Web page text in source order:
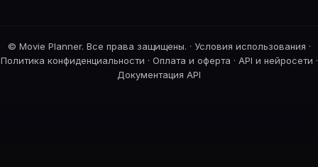
© Movie Planner. Все права защищены. · Условия использования ·
Политика конфиденциальности · Оплата и оферта · API и нейросети ·
Документация API